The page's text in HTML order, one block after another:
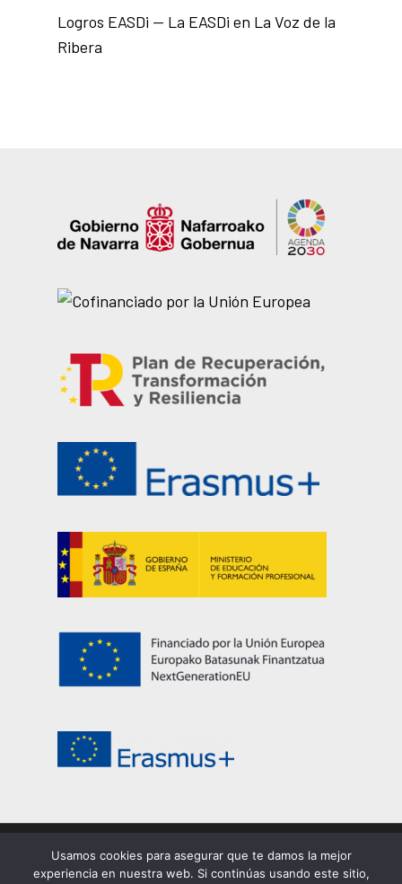
Logros EASDi — La EASDi en La Voz de la
Ribera
© 2026 EASDi Corella. Escuela de Arte y Superior de
Corella | Privacidad|Cookies |Aviso legal
Usamos cookies para asegurar que te damos la mejor
experiencia en nuestra web. Si continúas usando este sitio,